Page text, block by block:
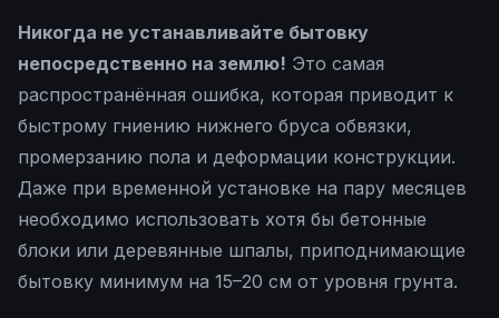
Никогда не устанавливайте бытовку
непосредственно на землю! Это самая
распространённая ошибка, которая приводит к
быстрому гниению нижнего бруса обвязки,
промерзанию пола и деформации конструкции.
Даже при временной установке на пару месяцев
необходимо использовать хотя бы бетонные
блоки или деревянные шпалы, приподнимающие
бытовку минимум на 15–20 см от уровня грунта.